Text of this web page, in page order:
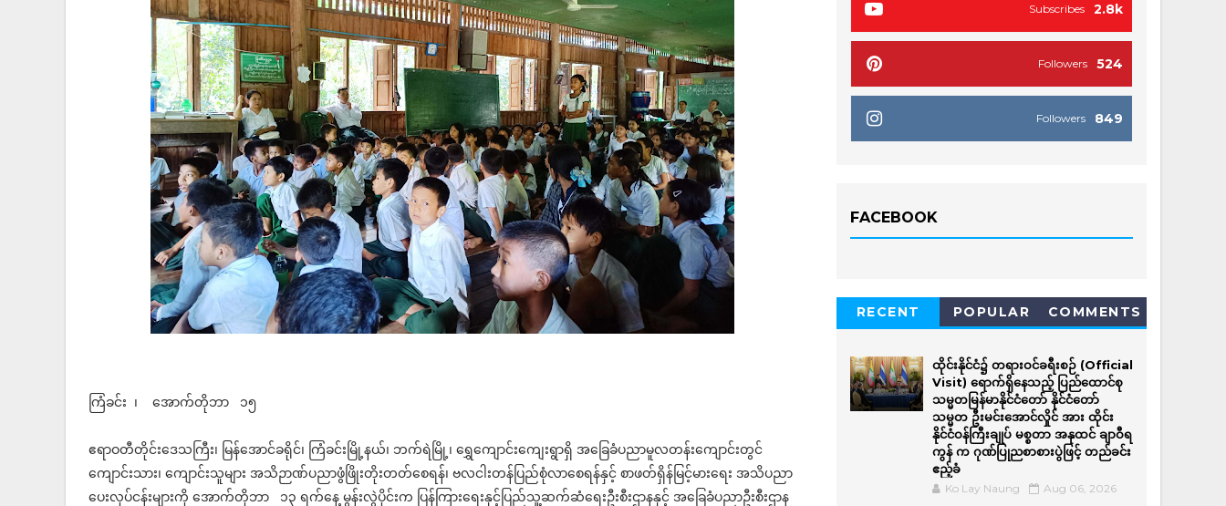
ကြံခင်း ၊ အောက်တိုဘာ ၁၅
ဧရာဝတီတိုင်းဒေသကြီး၊ မြန်အောင်ခရိုင်၊ ကြံခင်းမြို့နယ်၊ ဘက်ရဲမြို့၊ ရွှေကျောင်းကျေးရွာရှိ အခြေခံပညာမူလတန်းကျောင်းတွင်
ကျောင်းသား၊ ကျောင်းသူများ အသိဉာဏ်ပညာဖွံဖြိုးတိုးတတ်စေရန်၊ ဗလငါးတန်ပြည်စုံလာစေရန်နှင့် စာဖတ်ရှိန်မြင့်မားရေး အသိပညာ
ပေးလုပ်ငန်းများကို အောက်တိုဘာ ၁၃ ရက်နေ့ မွန်းလွဲပိုင်းက ပြန်ကြားရေးနှင့်ပြည်သူ့ဆက်ဆံရေးဦးစီးဌာနနှင့် အခြေခံပညာဦးစီးဌာန
2.8k
Subscribes
524
Followers
849
Followers
FACEBOOK
RECENT POPULAR COMMENTS
ထိုင်းနိုင်ငံ၌ တရားဝင်ခရီးစဉ် (Official
Visit) ရောက်ရှိနေသည့် ပြည်ထောင်စု
သမ္မတမြန်မာနိုင်ငံတော် နိုင်ငံတော်
သမ္မတ ဦးမင်းအောင်လှိုင် အား ထိုင်း
နိုင်ငံဝန်ကြီးချုပ် မစ္စတာ အနုထင် ချာဝီရ
ကွန် က ဂုဏ်ပြုညစာစားပွဲဖြင့် တည်ခင်း
ဧည့်ခံ
Ko Lay Naung Aug 06, 2026